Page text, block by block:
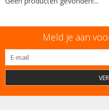
Meld je aan